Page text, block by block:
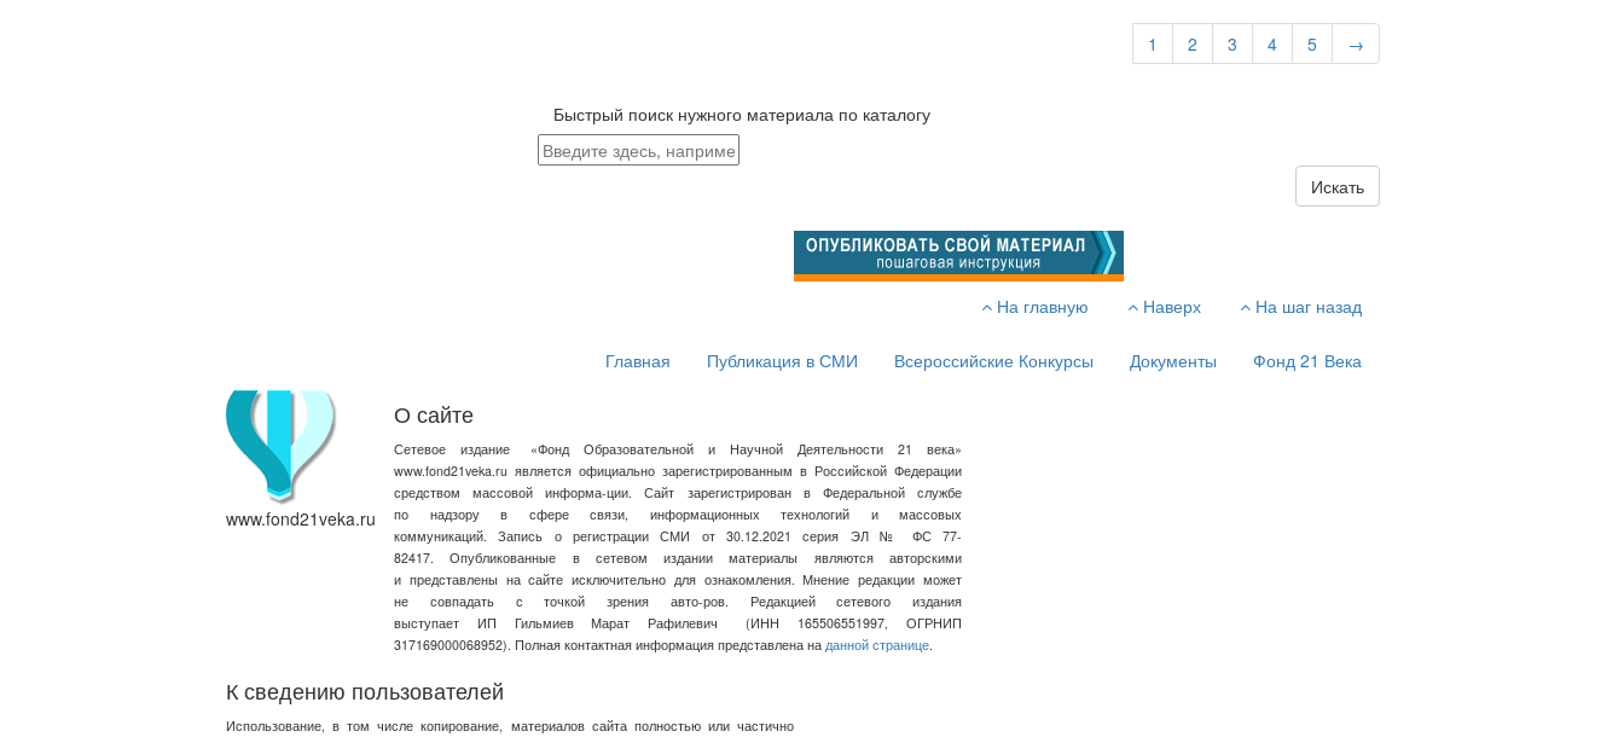
1 2 3 4 5 →
Быстрый поиск нужного материала по каталогу
Искать
На главную Наверх На шаг назад
Главная Публикация в СМИ Всероссийские Конкурсы Документы Фонд 21 Века
www.fond21veka.ru
О сайте
Сетевое издание «Фонд Образовательной и Научной Деятельности 21 века»
www.fond21veka.ru является официально зарегистрированным в Российской Федерации
средством массовой информа-ции. Сайт зарегистрирован в Федеральной службе
по надзору в сфере связи, информационных технологий и массовых
коммуникаций. Запись о регистрации СМИ от 30.12.2021 серия ЭЛ № ФС 77-
82417. Опубликованные в сетевом издании материалы являются авторскими
и представлены на сайте исключительно для ознакомления. Мнение редакции может
не совпадать с точкой зрения авто-ров. Редакцией сетевого издания
выступает ИП Гильмиев Марат Рафилевич
(ИНН 165506551997, ОГРНИП
317169000068952). Полная контактная информация представлена на данной странице.
К сведению пользователей
Использование, в том числе копирование, материалов сайта полностью или частично